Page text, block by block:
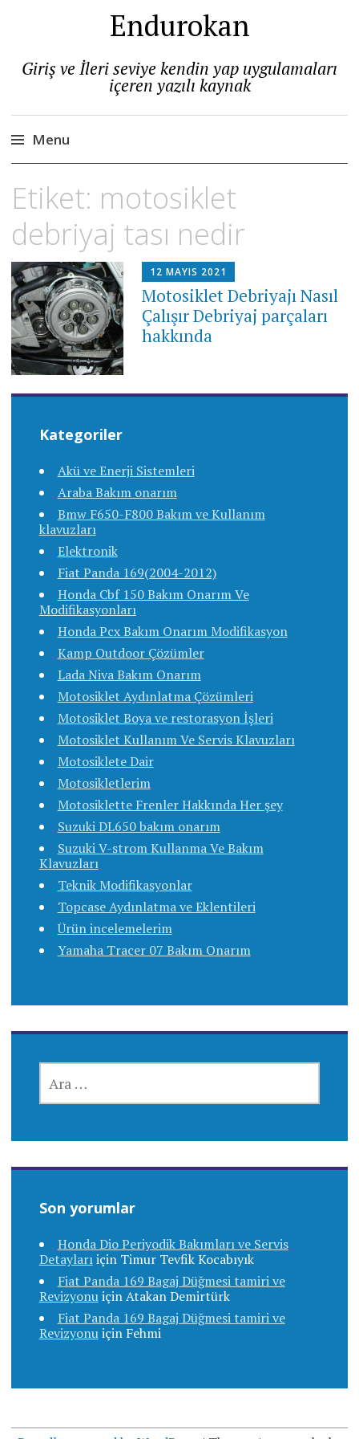
Endurokan
Giriş ve İleri seviye kendin yap uygulamaları
içeren yazılı kaynak
Menu
to
Etiket: motosiklet
debriyaj tası nedir
12 MAYIS 2021
Motosiklet Debriyajı Nasıl
Çalışır Debriyaj parçaları
hakkında
Kategoriler
Akü ve Enerji Sistemleri
Araba Bakım onarım
Bmw F650-F800 Bakım ve Kullanım
klavuzları
Elektronik
Fiat Panda 169(2004-2012)
Honda Cbf 150 Bakım Onarım Ve
Modifikasyonları
Honda Pcx Bakım Onarım Modifikasyon
Kamp Outdoor Çözümler
Lada Niva Bakım Onarım
Motosiklet Aydınlatma Çözümleri
Motosiklet Boya ve restorasyon İşleri
Motosiklet Kullanım Ve Servis Klavuzları
Motosiklete Dair
Motosikletlerim
Motosiklette Frenler Hakkında Her şey
Suzuki DL650 bakım onarım
Suzuki V-strom Kullanma Ve Bakım
Klavuzları
Teknik Modifikasyonlar
Topcase Aydınlatma ve Eklentileri
Ürün incelemelerim
Yamaha Tracer 07 Bakım Onarım
Son yorumlar
Honda Dio Periyodik Bakımları ve Servis
Detaylarıiçin Timur Tevfik Kocabıyık
Fiat Panda 169 Bagaj Düğmesi tamiri ve
RevizyonuiçinAtakan Demirtürk
Fiat Panda 169 Bagaj Düğmesi tamiri ve
Revizyonuiçin Fehmi